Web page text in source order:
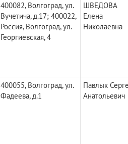
400082, Волгоград, ул.
Вучетича, д.17; 400022,
Россия, Волгоград, ул.
Георгиевская, 4
ШВЕДОВА
Елена
Николаевна
400055, Волгоград, ул.
Фадеева, д.1
Павлык
Анатольевич